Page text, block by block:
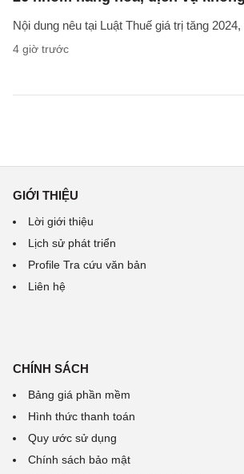
Nội dung nêu tại Luật Thuế giá trị tăng
4 giờ trước
GIỚI THIỆU
Lời giới thiệu
Lịch sử phát triển
Profile Tra cứu văn bản
Liên hệ
CHÍNH SÁCH
Bảng giá phần mềm
Hình thức thanh toán
Quy ước sử dụng
Chính sách bảo mật